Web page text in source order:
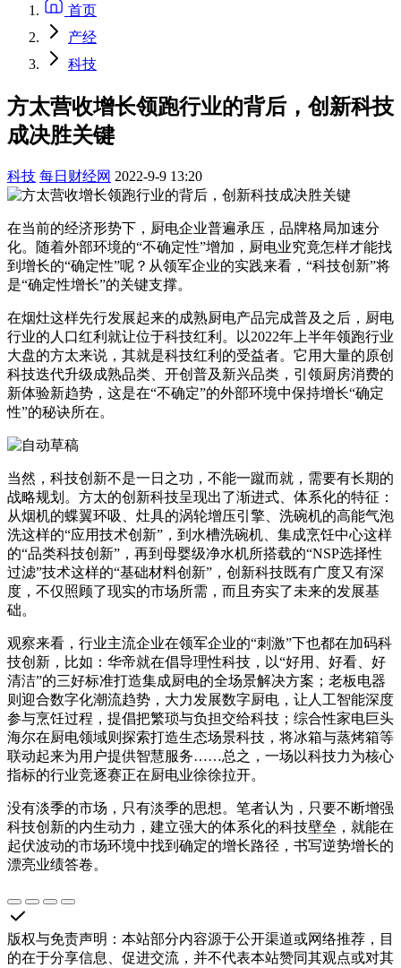
首页
产经
科技
方太营收增长领跑行业的背后，创新科技
成决胜关键
科技 每日财经网 2022-9-9 13:20
在当前的经济形势下，厨电企业普遍承压，品牌格局加速分
化。随着外部环境的“不确定性”增加，厨电业究竟怎样才能找
到增长的“确定性”呢？从领军企业的实践来看，“科技创新”将
是“确定性增长”的关键支撑。
在烟灶这样先行发展起来的成熟厨电产品完成普及之后，厨电
行业的人口红利就让位于科技红利。以2022年上半年领跑行业
大盘的方太来说，其就是科技红利的受益者。它用大量的原创
科技迭代升级成熟品类、开创普及新兴品类，引领厨房消费的
新体验新趋势，这是在“不确定”的外部环境中保持增长“确定
性”的秘诀所在。
当然，科技创新不是一日之功，不能一蹴而就，需要有长期的
战略规划。方太的创新科技呈现出了渐进式、体系化的特征：
从烟机的蝶翼环吸、灶具的涡轮增压引擎、洗碗机的高能气泡
洗这样的“应用技术创新”，到水槽洗碗机、集成烹饪中心这样
的“品类科技创新”，再到母婴级净水机所搭载的“NSP选择性
过滤”技术这样的“基础材料创新”，创新科技既有广度又有深
度，不仅照顾了现实的市场所需，而且夯实了未来的发展基
础。
观察来看，行业主流企业在领军企业的“刺激”下也都在加码科
技创新，比如：华帝就在倡导理性科技，以“好用、好看、好
清洁”的三好标准打造集成厨电的全场景解决方案；老板电器
则迎合数字化潮流趋势，大力发展数字厨电，让人工智能深度
参与烹饪过程，提倡把繁琐与负担交给科技；综合性家电巨头
海尔在厨电领域则探索打造生态场景科技，将冰箱与蒸烤箱等
联动起来为用户提供智慧服务……总之，一场以科技力为核心
指标的行业竞逐赛正在厨电业徐徐拉开。
没有淡季的市场，只有淡季的思想。笔者认为，只要不断增强
科技创新的内生动力，建立强大的体系化的科技壁垒，就能在
起伏波动的市场环境中找到确定的增长路径，书写逆势增长的
漂亮业绩答卷。
版权与免责声明 ： 本站部分内容源于公开渠道或网络推荐，目
的在于分享信息、促进交流，并不代表本站赞同其观点或对其